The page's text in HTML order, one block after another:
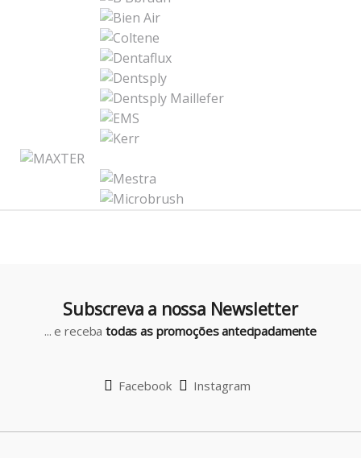
Subscreva a nossa Newsletter
... e recebatodas as promoções antecipadamente
Facebook Instagram